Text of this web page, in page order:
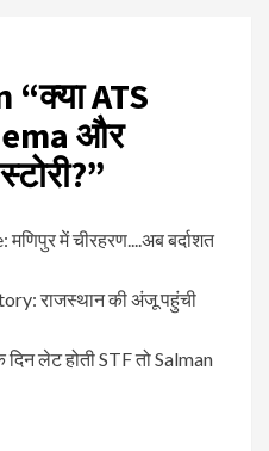
“क्या ATS
और
”
में चीरहरण....अब बर्दाशत
राजस्थान की अंजू पहुंची
लेट होती STF तो Salman